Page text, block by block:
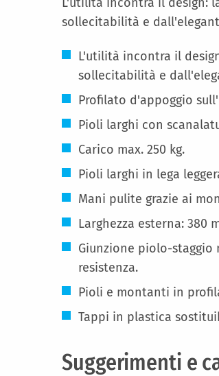
sollecitabilità e
L'utilità incontra il
sollecitabilità e
Profilato d'appoggio
Pioli larghi con
Carico max. 250 kg.
Pioli larghi in lega
Mani pulite grazie ai
Larghezza esterna: 380
Giunzione piolo-staggio
resistenza.
Pioli e montanti in
Tappi in plastica
Suggerimenti e